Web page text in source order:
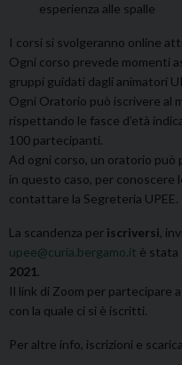
esperienza alle spalle
I corsi si svolgeranno online
Ogni corso prevede momenti
gruppi guidati dagli animatori
Ogni Oratorio può iscrivere al
rispettando le fasce d’età
100 partecipanti.
Ad ogni corso, un oratorio può
in questo caso, per conoscere
contattare la Segreteria UPEE.
La scandenza per iscriversi ,
upee@curia.bergamo.it è stata
2021.
Il link di Zoom per partecipare
con la quale ci si è iscritti.
Per altre info, iscrizioni e